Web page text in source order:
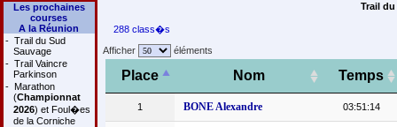
Les prochaines
courses
A la Réunion
- Trail du Sud
Sauvage
- Trail Vaincre
Parkinson
- Marathon
(Championnat
2026) et Foul�es
de la Corniche
Trail
288 class�s
Afficher
éléments
Place Nom Temps
1 BONE Alexandre 03:51:14